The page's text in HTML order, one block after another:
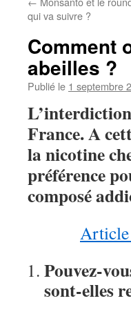
qui va suivre ?
Comment
abeilles ?
Publié le 1 septembre
France. A
la nicotine
préférence
composé
Article
Pouvez-
sont-elles